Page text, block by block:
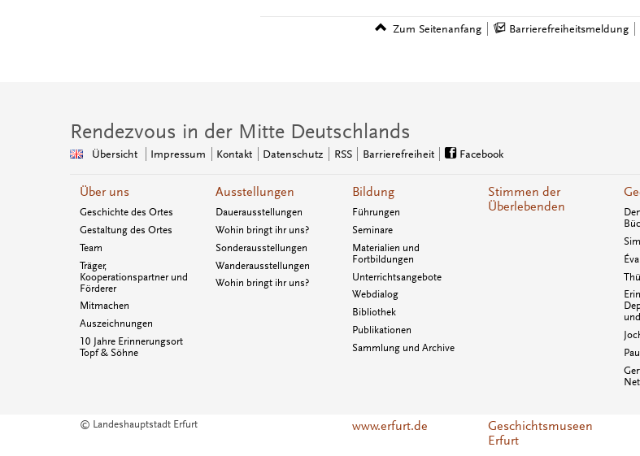
Zum Seitenanfang Barrierefreiheitsmeldung
Rendezvous in der Mitte Deutschlands
Übersicht Impressum Kontakt Datenschutz RSS Barrierefreiheit Facebook
Über uns
Geschichte des Ortes
Gestaltung des Ortes
Team
Träger,
Kooperationspartner und
Förderer
Mitmachen
Auszeichnungen
10 Jahre Erinnerungsort
Topf & Söhne
Ausstellungen
Dauerausstellungen
Wohin bringt ihr uns?
Sonderausstellungen
Wanderausstellungen
Wohin bringt ihr uns?
Bildung
Führungen
Seminare
Materialien und
Fortbildungen
Unterrichtsangebote
Webdialog
Bibliothek
Publikationen
Sammlung und Archive
Stimmen der
Überlebenden
© Landeshauptstadt Erfurt www.erfurt.de
Geschichtsmuseen
Erfurt